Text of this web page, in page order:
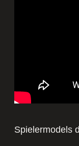
Spielermodels